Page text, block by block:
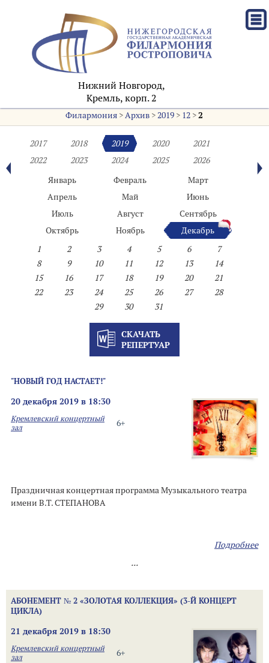
Нижний Новгород,
Кремль, корп. 2
Филармония >Архив >2019 > 12 >2
2017 2018 2019 2020
2021
2022
2023 2024 2025
2026
Январь
Февраль
Март
Апрель
Май
Июнь
Июль
Август
Сентябрь
Октябрь
Ноябрь
Декабрь
1
2 3 4 5 6
7
8
9 10 11 12 13
14
15
16 17 18 19 20
21
22
23 24 25 26 27
28
29
30 31
СКАЧАТЬ
РЕПЕРТУАР
"НОВЫЙ ГОД НАСТАЕТ!"
20 декабря 2019 в 18:30
6+
Кремлевский концертный
зал
Праздничная концертная программа Музыкального театра
имени В.Т. СТЕПАНОВА
Подробнее
...
АБОНЕМЕНТ № 2 «ЗОЛОТАЯ КОЛЛЕКЦИЯ» (3-Й КОНЦЕРТ
ЦИКЛА)
21 декабря 2019 в 18:30
6+
Кремлевский концертный
зал